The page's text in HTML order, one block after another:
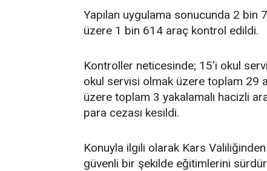
Yapılan uygulama sonucunda 2 bin
üzere 1 bin 614 araç kontrol edildi.
Kontroller neticesinde; 15’i okul
okul servisi olmak üzere toplam 29
üzere toplam 3 yakalamalı hacizli
para cezası kesildi.
Konuyla ilgili olarak Kars Valiliğinden
güvenli bir şekilde eğitimlerini